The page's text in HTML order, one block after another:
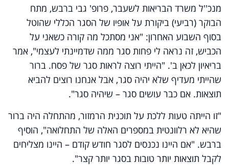
מנכ''ל משרד הבריאות לשעבר, פרופ' גבי ברבש, מתח
הבוקר (רביעי) ביקורת על אופיו של הסגר הכללי שהוטל
בסוף השבוע האחרון: "אני מסתכל מה קורה כשאני על
הכביש, זה נראה לי פחות סגר ממה שדמיינתי לעצמי", אמר
בריאיון לכאן ב'. "הייתי רוצה לראות סגר של פסח. ברור
שהייתי מעדיף שלא יהיה סגר, אבל אנחנו רוצים להביא
תוצאות. אם כבר עושים סגר – שיהיה סגר".
"זו הייתה טעות ללכת על תוכנית הרמזור, מהתחלה היה ברור
שהיא לא רלוונטית במספרים האלה של התחלואה", הוסיף
ברבש. "אם היינו נכנסים לסגר חודש קודם – היינו מצליחים
לקבל תוצאות יותר טובות בסגר יותר קצר".